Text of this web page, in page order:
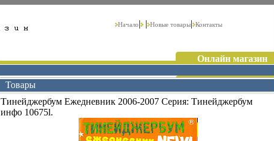
Начало| | Новые товары| Контакты
Онлайн магазин
Товары
Тинейджербум Ежедневник 2006-2007 Серия: Тинейджербум
инфо 10675l.